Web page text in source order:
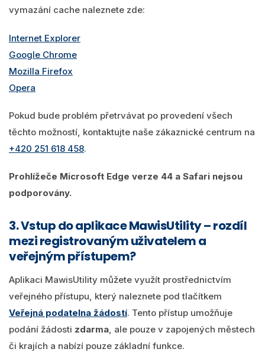
vymazání cache naleznete zde:
Internet Explorer
Google Chrome
Mozilla Firefox
Opera
Pokud bude problém přetrvávat po provedení všech
těchto možností, kontaktujte naše zákaznické centrum na
+420 251 618 458.
Prohlížeče Microsoft Edge verze 44 a Safari nejsou
podporovány.
3. Vstup do aplikace MawisUtility – rozdíl
mezi registrovaným uživatelem a
veřejným přístupem?
Aplikaci MawisUtility můžete využít prostřednictvím
veřejného přístupu, který naleznete pod tlačítkem
Veřejná podatelna žádostí. Tento přístup umožňuje
podání žádosti zdarma, ale pouze v zapojených městech
či krajích a nabízí pouze základní funkce.